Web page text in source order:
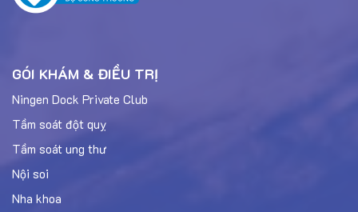
GÓI KHÁM & ĐIỀU TRỊ
Ningen Dock Private Club
Tầm soát đột quỵ
Tầm soát ung thư
Nội soi
Nha khoa